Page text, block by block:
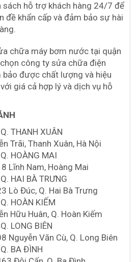
hỗ trợ khách hàng 24/7 để
đề khẩn cấp và đảm bảo sự hài
chữa máy bơm nước tại quận
công ty sửa chữa điện
bảo được chất lượng và hiệu
giá cả hợp lý và dịch vụ hỗ
THANH XUÂN
Trãi, Thanh Xuân, Hà Nội
HOÀNG MAI
Lĩnh Nam, Hoàng Mai
HAI BÀ TRƯNG
Lò Đúc, Q. Hai Bà Trưng
HOÀN KIẾM
Hữu Huân, Q. Hoàn Kiếm
LONG BIÊN
Nguyễn Văn Cù, Q. Long Biên
BA ĐÌNH